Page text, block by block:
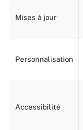
Mises à jour
Personnalisation
Accessibilité